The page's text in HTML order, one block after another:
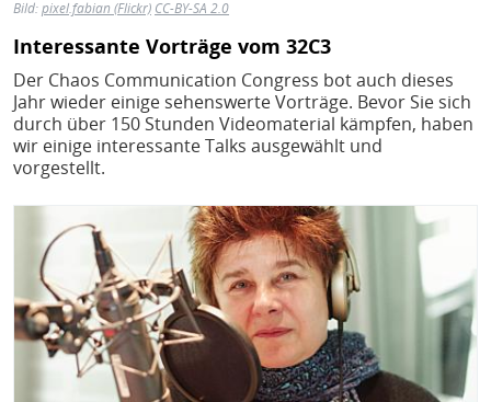
Bild:pixel.fabian (Flickr) CC-BY-SA 2.0
Interessante Vorträge vom 32C3
Der Chaos Communication Congress bot auch dieses
Jahr wieder einige sehenswerte Vorträge. Bevor Sie sich
durch über 150 Stunden Videomaterial kämpfen, haben
wir einige interessante Talks ausgewählt und
vorgestellt.
Bild